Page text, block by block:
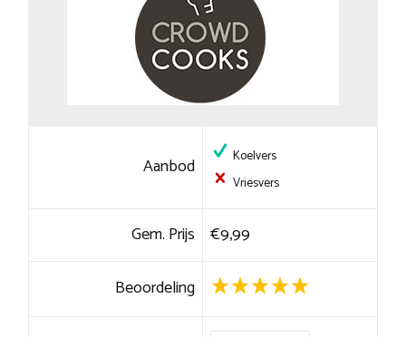
Aanbod
Koelvers
Vriesvers
Gem. Prijs €9,99
Beoordeling